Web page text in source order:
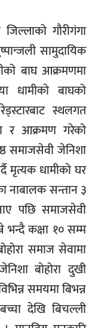
गौरीगंगा
सामुदायिक
बाघ आक्रमणमा
धामीको बाघको
स्थलगत
र आक्रमण गरेको
समाजसेवी जेनिशा
मृत्यक धामीको घर
नाबालक सन्तान ३
पछि समाजसेवी
भन्दै कक्षा १० सम्म
समाज सेवामा
बोहोरा दुखी
समयमा बिभन्न
देखि बिचल्ली